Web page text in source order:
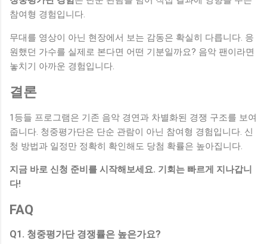
참여형 경험입니다.
무대를 영상이 아닌 현장에서 보는 감동은 확실히 다릅니다. 응
원했던 가수를 실제로 본다면 어떤 기분일까요? 음악 팬이라면
놓치기 아까운 경험입니다.
결론
1등들 프로그램은 기존 음악 경연과 차별화된 경쟁 구조를 보여
줍니다. 청중평가단은 단순 관람이 아닌 참여형 경험입니다. 신
청 방법과 일정만 정확히 확인해도 당첨 확률은 높아집니다.
지금 바로 신청 준비를 시작해보세요. 기회는 빠르게 지나갑니
다!
FAQ
Q1. 청중평가단 경쟁률은 높은가요?